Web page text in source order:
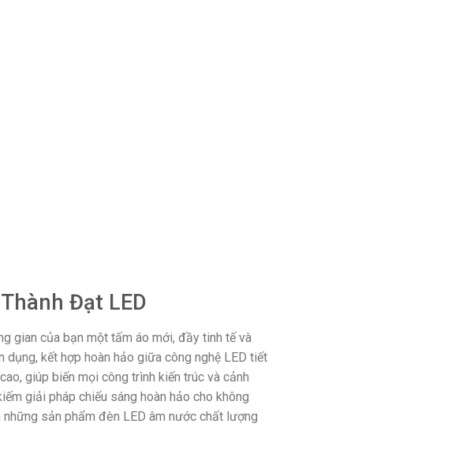
Đạt LED
gian của bạn một tấm áo mới, đầy tinh tế và
kết hợp hoàn hảo giữa công nghệ LED tiết
giúp biến mọi công trình kiến trúc và cảnh
giải pháp chiếu sáng hoàn hảo cho không
sản phẩm đèn LED âm nước chất lượng